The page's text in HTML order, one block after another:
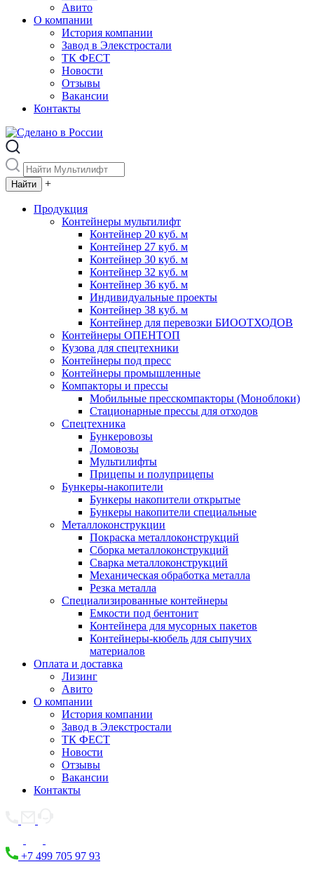
Авито
О компании
История компании
Завод в Элекстростали
ТК ФЕСТ
Новости
Отзывы
Вакансии
Контакты
+
Продукция
Контейнеры мультилифт
Контейнер 20 куб. м
Контейнер 27 куб. м
Контейнер 30 куб. м
Контейнер 32 куб. м
Контейнер 36 куб. м
Индивидуальные проекты
Контейнер 38 куб. м
Контейнер для перевозки БИООТХОДОВ
Контейнеры ОПЕНТОП
Кузова для спецтехники
Контейнеры под пресс
Контейнеры промышленные
Компакторы и прессы
Мобильные пресскомпакторы (Моноблоки)
Стационарные прессы для отходов
Спецтехника
Бункеровозы
Ломовозы
Мультилифты
Прицепы и полуприцепы
Бункеры-накопители
Бункеры накопители открытые
Бункеры накопители специальные
Металлоконструкции
Покраска металлоконструкций
Сборка металлоконструкций
Сварка металлоконструкций
Механическая обработка металла
Резка металла
Специализированные контейнеры
Емкости под бентонит
Контейнера для мусорных пакетов
Контейнеры-кюбель для сыпучих
материалов
Оплата и доставка
Лизинг
Авито
О компании
История компании
Завод в Элекстростали
ТК ФЕСТ
Новости
Отзывы
Вакансии
Контакты
+7 499 705 97 93